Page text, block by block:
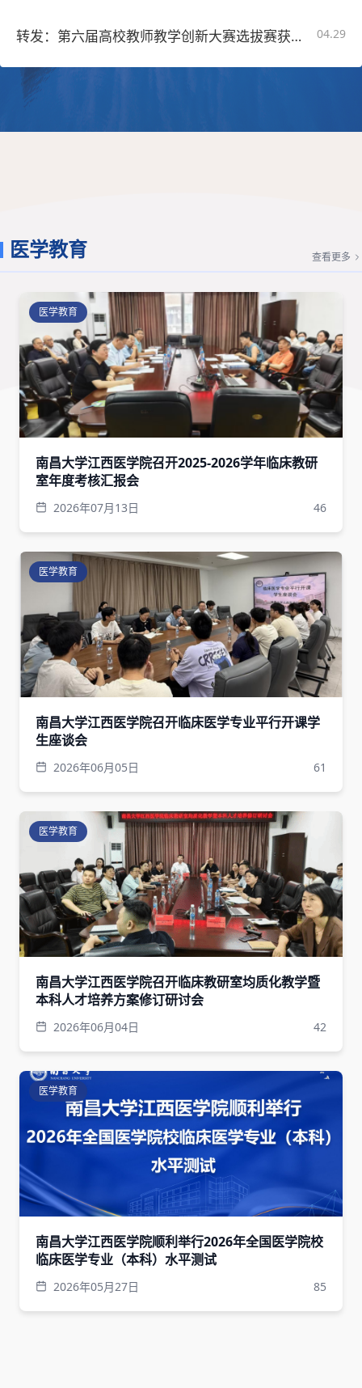
本科生9月13日前报到及注册。全体学生9月14日正式
上课。二、推进智慧课程建设根据《...
转发：第六届高校教师教学创新大赛选拔赛获奖名单的公示 04.29
医学教育 查看更多
医学教育
南昌大学江西医学院召开2025-2026学年临床教研
室年度考核汇报会
2026年07月13日 46
医学教育
南昌大学江西医学院召开临床医学专业平行开课学
生座谈会
2026年06月05日 61
医学教育
南昌大学江西医学院召开临床教研室均质化教学暨
本科人才培养方案修订研讨会
2026年06月04日 42
医学教育
南昌大学江西医学院顺利举行2026年全国医学院校
临床医学专业（本科）水平测试
2026年05月27日 85